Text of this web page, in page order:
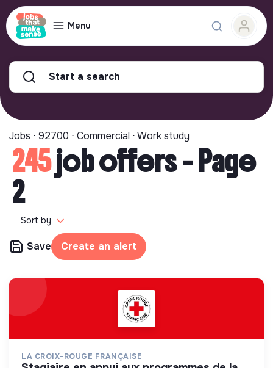
Menu
Start a search
Jobs ⋅ 92700 ⋅ Commercial ⋅ Work study
245job offers - Page
2
Sort by
Save Create an alert
LA CROIX-ROUGE FRANÇAISE